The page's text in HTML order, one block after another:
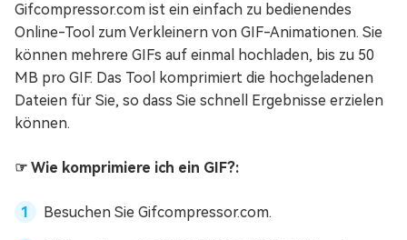
Gifcompressor.com ist ein einfach zu bedienendes
Online-Tool zum Verkleinern von GIF-Animationen. Sie
können mehrere GIFs auf einmal hochladen, bis zu 50
MB pro GIF. Das Tool komprimiert die hochgeladenen
Dateien für Sie, so dass Sie schnell Ergebnisse erzielen
können.
☞ Wie komprimiere ich ein GIF?:
Besuchen Sie Gifcompressor.com.